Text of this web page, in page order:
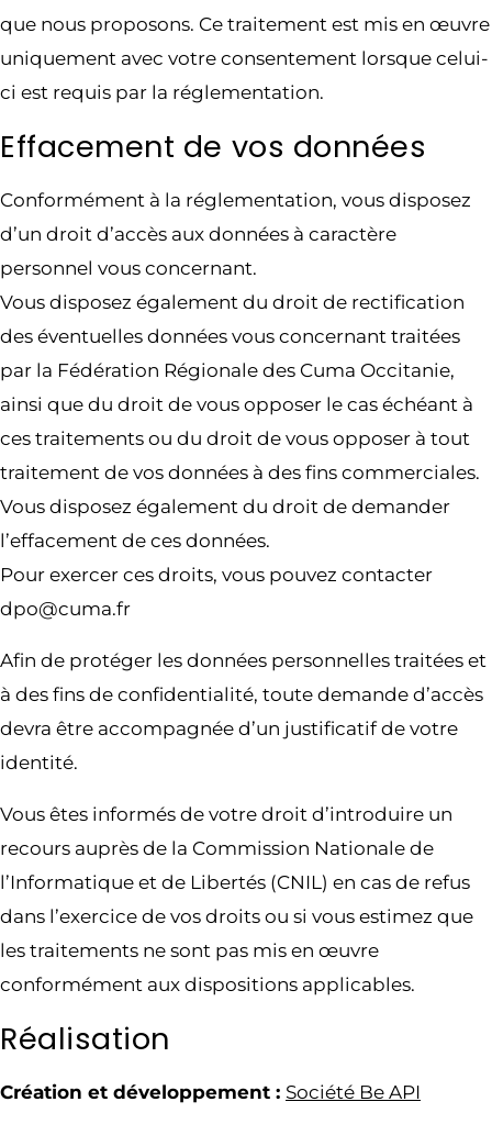
que nous proposons. Ce traitement est mis en œuvre
uniquement avec votre consentement lorsque celui-
ci est requis par la réglementation.
Effacement de vos données
Conformément à la réglementation, vous disposez
d’un droit d’accès aux données à caractère
personnel vous concernant.
Vous disposez également du droit de rectification
des éventuelles données vous concernant traitées
par la Fédération Régionale des Cuma Occitanie,
ainsi que du droit de vous opposer le cas échéant à
ces traitements ou du droit de vous opposer à tout
traitement de vos données à des fins commerciales.
Vous disposez également du droit de demander
l’effacement de ces données.
Pour exercer ces droits, vous pouvez contacter
dpo@cuma.fr
Afin de protéger les données personnelles traitées et
à des fins de confidentialité, toute demande d’accès
devra être accompagnée d’un justificatif de votre
identité.
Vous êtes informés de votre droit d’introduire un
recours auprès de la Commission Nationale de
l’Informatique et de Libertés (CNIL) en cas de refus
dans l’exercice de vos droits ou si vous estimez que
les traitements ne sont pas mis en œuvre
conformément aux dispositions applicables.
Réalisation
Création et développement : Société Be API